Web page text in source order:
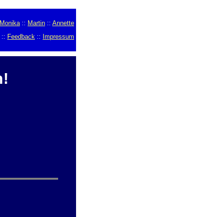
Monika:: Martin :: Annette
:: Feedback :: Impressum